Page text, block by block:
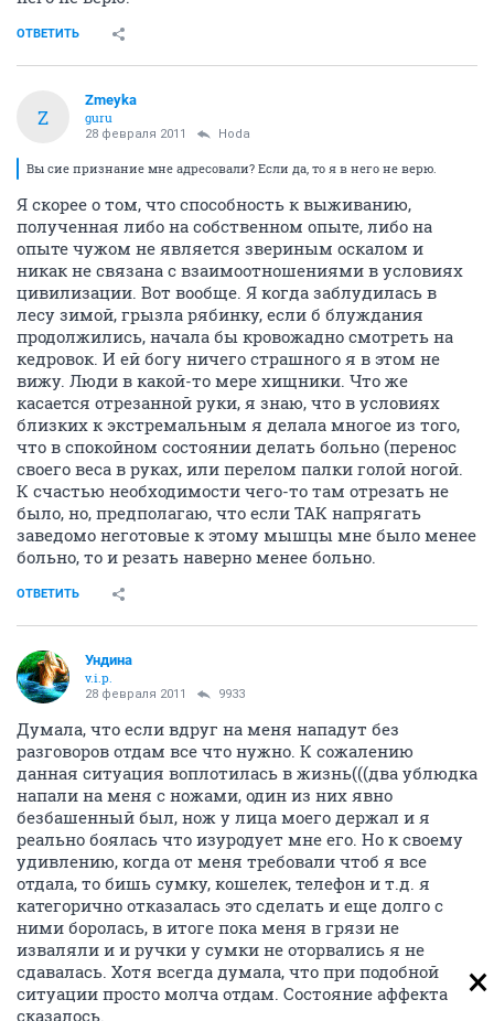
ОТВЕТИТЬ
Z
Zmeyka
guru
28 февраля 2011 Hoda
Вы сие признание мне адресовали? Если да, то я в него не верю.
Я скорее о том, что способность к выживанию,
полученная либо на собственном опыте, либо на
опыте чужом не является звериным оскалом и
никак не связана с взаимоотношениями в условиях
цивилизации. Вот вообще. Я когда заблудилась в
лесу зимой, грызла рябинку, если б блуждания
продолжились, начала бы кровожадно смотреть на
кедровок. И ей богу ничего страшного я в этом не
вижу. Люди в какой-то мере хищники. Что же
касается отрезанной руки, я знаю, что в условиях
близких к экстремальным я делала многое из того,
что в спокойном состоянии делать больно (перенос
своего веса в руках, или перелом палки голой ногой.
К счастью необходимости чего-то там отрезать не
было, но, предполагаю, что если ТАК напрягать
заведомо неготовые к этому мышцы мне было менее
больно, то и резать наверно менее больно.
ОТВЕТИТЬ
Ундина
v.i.p.
28 февраля 2011 9933
Думала, что если вдруг на меня нападут без
разговоров отдам все что нужно. К сожалению
данная ситуация воплотилась в жизнь(((два ублюдка
напали на меня с ножами, один из них явно
безбашенный был, нож у лица моего держал и я
реально боялась что изуродует мне его. Но к своему
удивлению, когда от меня требовали чтоб я все
отдала, то бишь сумку, кошелек, телефон и т.д. я
категорично отказалась это сделать и еще долго с
ними боролась, в итоге пока меня в грязи не
изваляли и и ручки у сумки не оторвались я не
сдавалась. Хотя всегда думала, что при подобной
ситуации просто молча отдам. Состояние аффекта
сказалось.